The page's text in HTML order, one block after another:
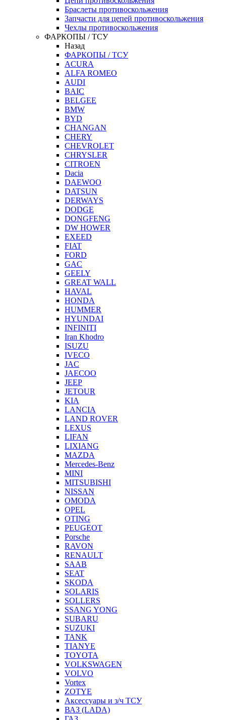
Браслеты противоскольжения
Запчасти для цепей противоскольжения
Чехлы противоскольжения
ФАРКОПЫ / ТСУ
Назад
ФАРКОПЫ / ТСУ
ACURA
ALFA ROMEO
AUDI
BAIC
BELGEE
BMW
BYD
CHANGAN
CHERY
CHEVROLET
CHRYSLER
CITROEN
Dacia
DAEWOO
DATSUN
DERWAYS
DODGE
DONGFENG
DW HOWER
EXEED
FIAT
FORD
GAC
GEELY
GREAT WALL
HAVAL
HONDA
HUMMER
HYUNDAI
INFINITI
Iran Khodro
ISUZU
IVECO
JAC
JAECOO
JEEP
JETOUR
KIA
LANCIA
LAND ROVER
LEXUS
LIFAN
LIXIANG
MAZDA
Mercedes-Benz
MINI
MITSUBISHI
NISSAN
OMODA
OPEL
OTING
PEUGEOT
Porsche
RAVON
RENAULT
SAAB
SEAT
SKODA
SOLARIS
SOLLERS
SSANG YONG
SUBARU
SUZUKI
TANK
TIANYE
TOYOTA
VOLKSWAGEN
VOLVO
Vortex
ZOTYE
Аксессуары и з/ч ТСУ
ВАЗ (LADA)